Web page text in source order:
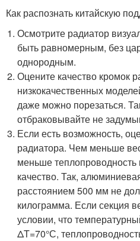
Как распознать китайскую
Осмотрите радиатор
быть равномерным, без
однородным.
Оцените качество кромок
низкокачественных
даже можно порезаться.
отбраковывайте не
Если есть возможность,
радиатора. Чем меньше
меньше
качество. Так,
расстоянием 500 мм не
килограмма. Если секция
условии, что
ΔT=70°С,